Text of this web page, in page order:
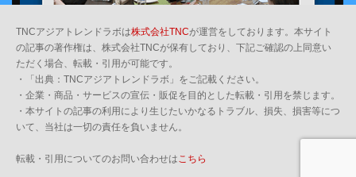
TNCアジアトレンドラボは株式会社TNCが運営をしております。本サイト
の記事の著作権は、株式会社TNCが保有しており、下記ご確認の上同意い
ただく場合、転載・引用が可能です。
・「出典：TNCアジアトレンドラボ」をご記載ください。
・企業・商品・サービスの宣伝・販促を目的とした転載・引用を禁じます。
・本サイトの記事の利用により生じたいかなるトラブル、損失、損害等につ
いて、当社は一切の責任を負いません。
転載・引用についてのお問い合わせはこちら